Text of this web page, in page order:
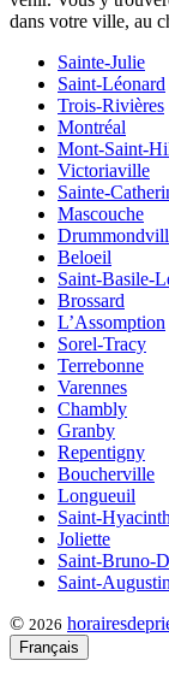
dans votre ville, au
Sainte-Julie
Saint-Léonard
Trois-Rivières
Montréal
Mont-Saint-
Victoriaville
Sainte-
Mascouche
Beloeil
Saint-Basile-
Brossard
L’Assomption
Sorel-Tracy
Terrebonne
Varennes
Chambly
Granby
Repentigny
Boucherville
Longueuil
Saint-
Joliette
Saint-Bruno-
Saint-
© 2026
Français